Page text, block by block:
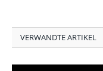
VERWANDTE ARTIKEL